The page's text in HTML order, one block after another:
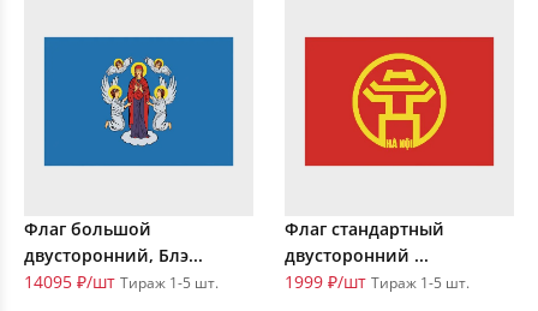
Флаг большой
двусторонний, Блэ...
14095 ₽/шт Тираж 1-5 шт.
Флаг стандартный
двусторонний ...
1999 ₽/шт Тираж 1-5 шт.